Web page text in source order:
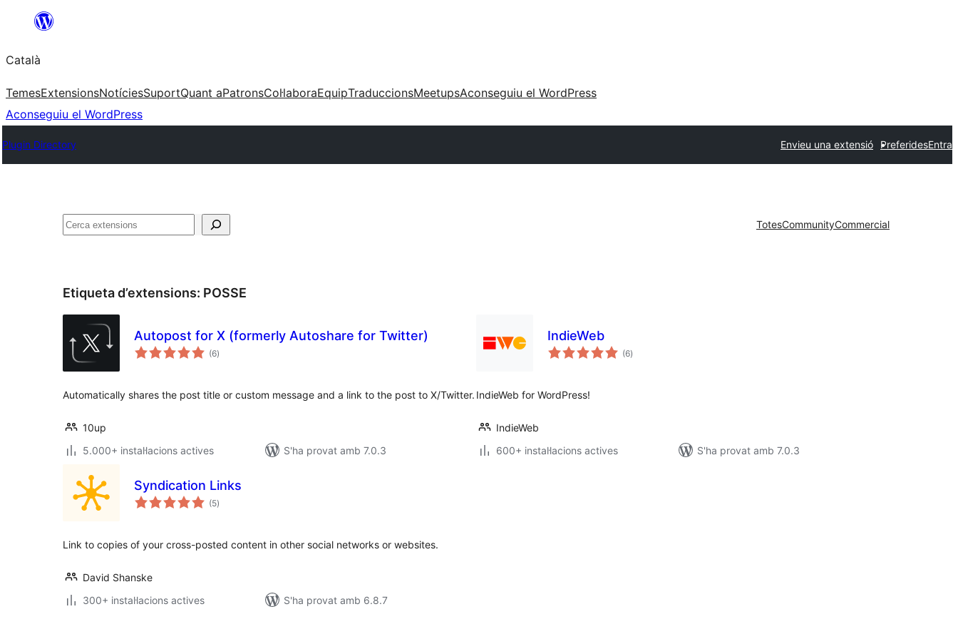
contingut
Català
TemesExtensionsNotíciesSuportQuant aPatronsCol·laboraEquipTraduccionsMeetupsAconseguiu el WordPress
Aconseguiu el WordPress
Plugin Directory Envieu una extensió PreferidesEntra
Cerca TotesCommunityCommercial
Etiqueta d’extensions: POSSE
Autopost for X (formerly Autoshare for Twitter)
(6puntuacions
totals
)
Automatically shares the post title or custom message and a link to the post to X/Twitter.
10up
5.000+ instal·lacions actives
S'ha provat amb 7.0.3
IndieWeb
(6puntuacions
totals
)
IndieWeb for WordPress!
IndieWeb
600+ instal·lacions actives
S'ha provat amb 7.0.3
Syndication Links
(5puntuacions
totals
)
Link to copies of your cross-posted content in other social networks or websites.
David Shanske
300+ instal·lacions actives
S'ha provat amb 6.8.7